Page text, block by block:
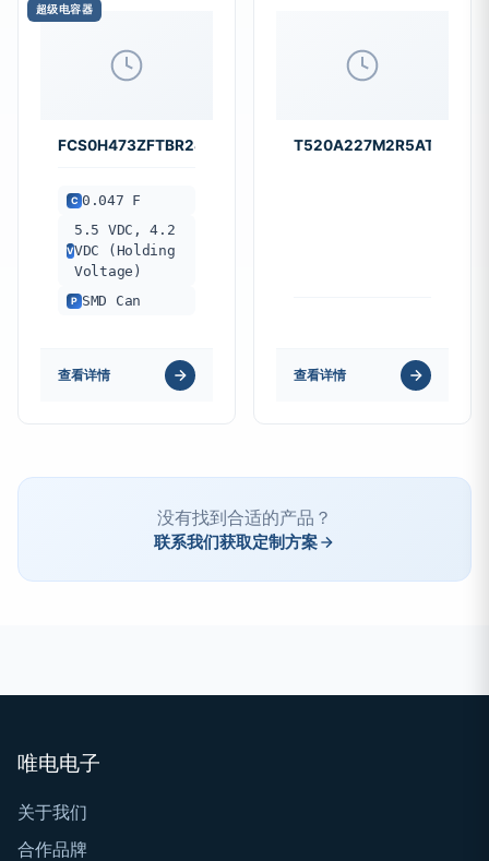
超级电容器
FCS0H473ZFTBR24
C 0.047 F
V
5.5 VDC, 4.2
VDC (Holding
Voltage)
P SMD Can
查看详情
T520A227M2R5ATE025
查看详情
没有找到合适的产品？
联系我们获取定制方案
唯电电子
关于我们
合作品牌